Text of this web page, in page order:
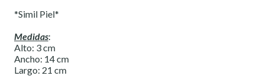
*Simil Piel*
Medidas:
Alto: 3 cm
Ancho: 14 cm
Largo: 21 cm